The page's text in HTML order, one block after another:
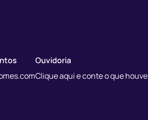
Ouvidoria
Clique aqui e conte o que houve